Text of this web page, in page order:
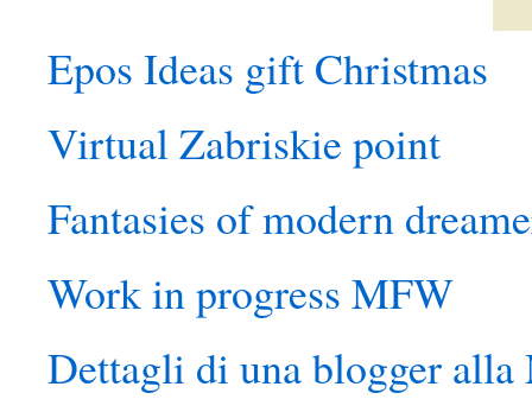
Epos Ideas gift Christmas
Virtual Zabriskie point
Fantasies of modern
Work in progress MFW
Dettagli di una blogger